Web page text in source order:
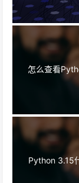
怎么查看
Python 3.15